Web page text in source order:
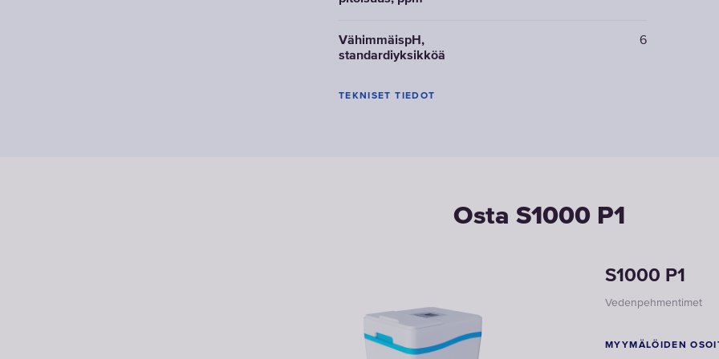
VähimmäispH,
standardiyksikköä
6
TEKNISET TIEDOT
Osta S1000 P1
S1000 P1
Vedenpehmentimet
MYYMÄLÖIDEN